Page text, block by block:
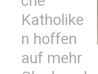
Katholike
n hoffen
auf mehr